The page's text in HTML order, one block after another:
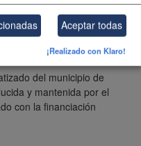
del municipio de
y mantenida por el
con la financiación
Aceptar todas
¡Realizado con Klaro!